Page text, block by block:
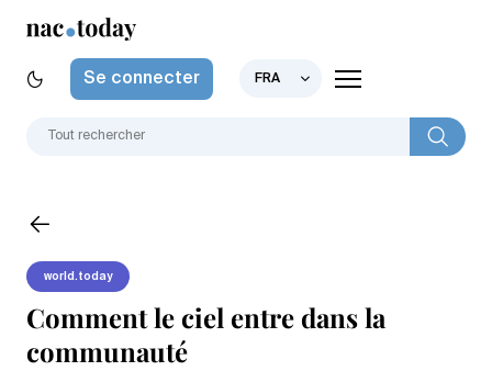
Se connecter FRA
world.today
Comment le ciel entre dans la
communauté